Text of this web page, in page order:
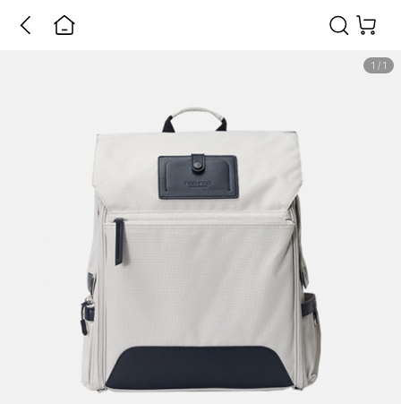
1 / 1